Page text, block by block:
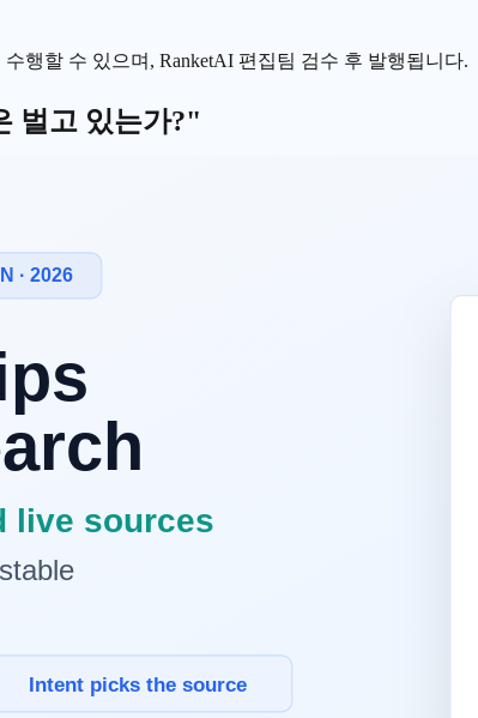
행할 수 있으며, RanketAI 편집팀 검수 후 발행됩니다.
벌고 있는가?"
전기료와
의 고질적인 문제를 해결하는 '특화 AI'들은 놀라운
으로의 전환
하기 힘든 수준까지 좁혀졌습니다. 이제 승부처는 성
에 사활을 걸고 있습니다.
1인당 생산성이 X% 향상되어 연간 Y억 원이 절감된
가는' 성과 공유형 모델로 진화하고 있습니다.